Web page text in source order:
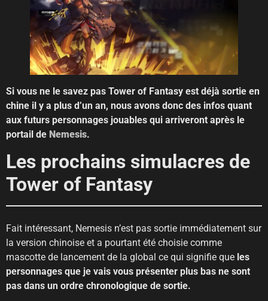
Si vous ne le savez pas Tower of Fantasy est déjà sortie en
chine il y a plus d’un an, nous avons donc des infos quant
aux futurs personnages jouables qui arriveront après le
portail de Nemesis.
Les prochains simulacres de
Tower of Fantasy
Fait intéressant, Nemesis n’est pas sortie immédiatement sur
la version chinoise et a pourtant été choisie comme
mascotte de lancement de la global ce qui signifie que les
personnages que je vais vous présenter plus bas ne sont
pas dans un ordre chronologique de sortie.